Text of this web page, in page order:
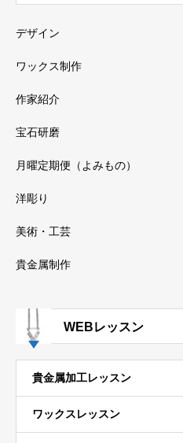
デザイン
ワックス制作
作家紹介
宝石研磨
月曜定期便（よみもの）
洋彫り
美術・工芸
貴金属制作
WEBレッスン
貴金属加工レッスン
ワックスレッスン